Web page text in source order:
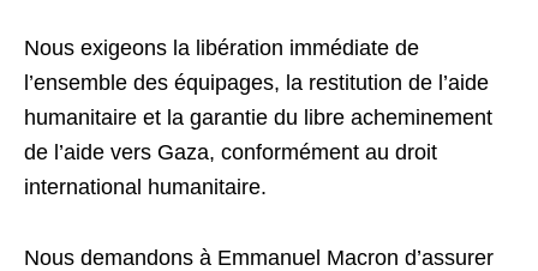
Nous exigeons la libération immédiate de
l’ensemble des équipages, la restitution de l’aide
humanitaire et la garantie du libre acheminement
de l’aide vers Gaza, conformément au droit
international humanitaire.
Nous demandons à Emmanuel Macron d’assurer